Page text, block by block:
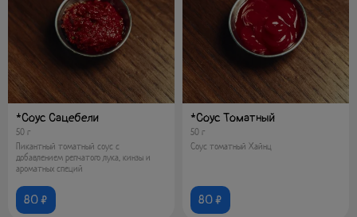
*Соус Сацебели
50 г
Пикантный томатный соус с
добавлением репчатого лука, кинзы и
ароматных специй
80 ₽
*Соус Томатный
50 г
Соус томатный Хайнц
80 ₽